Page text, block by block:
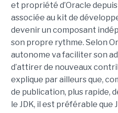
et propriété d’Oracle
associée au kit de
devenir un composant
son propre rythme. Selon
autonome va faciliter son
d’attirer de nouveaux
explique par ailleurs que,
de publication, plus rapide,
le JDK, il est préférable que